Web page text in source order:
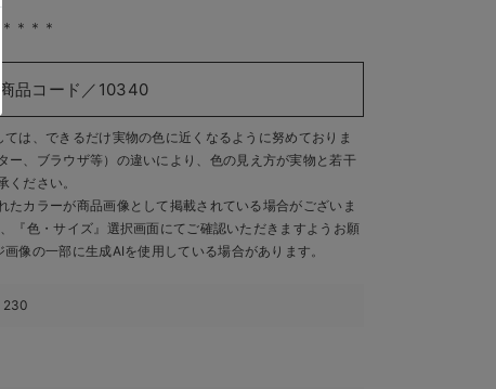
＊＊＊
商品コード／10340
は、できるだけ実物の色に近くなるように努めておりま
ー、ブラウザ等）の違いにより、色の見え方が実物と若干
ださい。
たカラーが商品画像として掲載されている場合がございま
『色・サイズ』選択画面にてご確認いただきますようお願
像の一部に生成AIを使用している場合があります。
230